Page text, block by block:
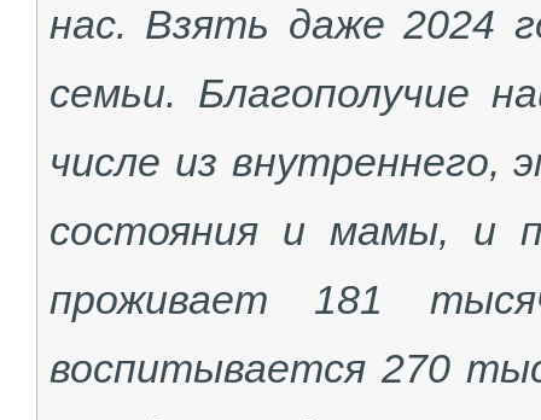
нас. Взять даже 2024
семьи. Благополучие
числе из внутреннего,
состояния и мамы, и
проживает 181
воспитывается 270